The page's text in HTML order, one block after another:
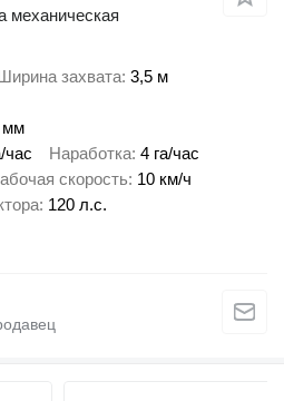
механическая
захвата 3,5 м
мм
час Наработка 4 га/час
скорость 10 км/ч
120 л.с.